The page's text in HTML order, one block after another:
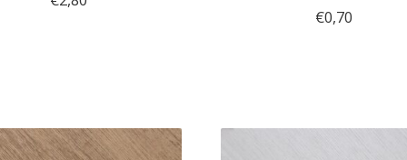
€0,70